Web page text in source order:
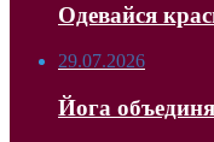
Одевайся
29.07.2026
Йога